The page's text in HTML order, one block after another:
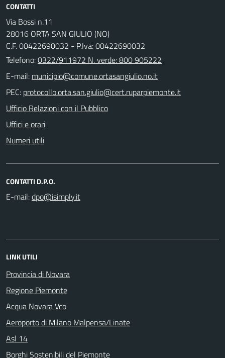
CONTATTI
Via Bossi n.11
28016 ORTA SAN GIULIO (NO)
C.F. 00422690032 - P.Iva: 00422690032
Telefono:0322/911972 N. verde: 800 905222
E-mail:
PEC:
Ufficio Relazioni con il Pubblico
Uffici e orari
Numeri utili
CONTATTI D.P.O.
E-mail:
LINK UTILI
Provincia di Novara
Regione Piemonte
Acqua Novara Vco
Aeroporto di Milano Malpensa/Linate
Asl 14
Borghi Sostenibili del Piemonte